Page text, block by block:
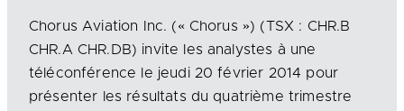
Chorus Aviation Inc. (« Chorus ») (TSX : CHR.B
CHR.A CHR.DB) invite les analystes à une
téléconférence le jeudi 20 février 2014 pour
présenter les résultats du quatrième trimestre